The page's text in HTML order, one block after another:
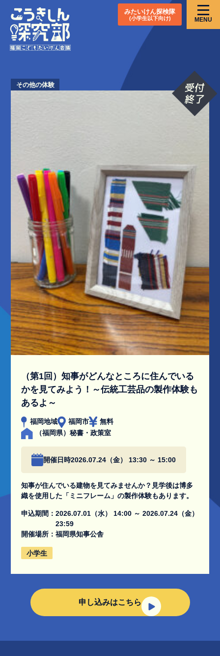
みたいけん探検隊
(小学生以下向け) MENU
その他の体験
（第1回）知事がどんなところに住んでいる
かを見てみよう！～伝統工芸品の製作体験も
あるよ～
福岡地域 福岡市
無料
（福岡県）秘書・政策室
開催日時2026.07.24（金） 13:30 ～ 15:00
知事が住んでいる建物を見てみませんか？見学後は博多
織を使用した「ミニフレーム」の製作体験もあります。
申込期間： 2026.07.01（水） 14:00 ～ 2026.07.24（金）
23:59
開催場所： 福岡県知事公舎
小学生
申し込みはこちら